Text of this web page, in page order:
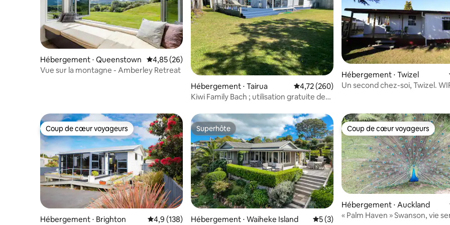
Hébergement ⋅ Queenstown Évaluation moyenne sur la base de 26 commentaires : 4,85 sur 5
4,85 (26)
Vue sur la montagne - Amberley Retreat
Hébergement ⋅ Tairua Évaluation moyenne sur la base de 260
4,72 (260)
Kiwi Family Bach ; utilisation gratuite des
Hébergement ⋅ Twizel
Un second chez-soi, Twizel.
Coup de cœur voyageurs
Coup de cœur voyageurs
Hébergement ⋅ Brighton Évaluation moyenne sur la base de 138 commentaires : 4,9 sur 5
4,9 (138)
Superhôte
Superhôte
Hébergement ⋅ Waiheke Island Évaluation moyenne sur la base de 3
5 (3)
Coup de cœur voyageurs
Coup de cœur voyageurs
Hébergement ⋅ Auckland
« Palm Haven » Swanson, vie